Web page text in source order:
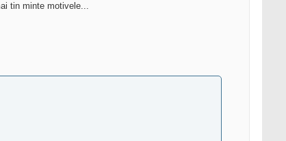
tin minte motivele...